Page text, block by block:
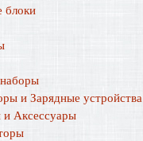
блоки
и Зарядные устройства
и Аксессуары